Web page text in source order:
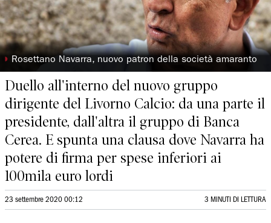
◗ Rosettano Navarra, nuovo patron della società amaranto
Duello all'interno del nuovo gruppo
dirigente del Livorno Calcio: da una parte il
presidente, dall'altra il gruppo di Banca
Cerea. E spunta una clausa dove Navarra ha
potere di firma per spese inferiori ai
100mila euro lordi
23 settembre 2020 00:12 3 MINUTI DI LETTURA